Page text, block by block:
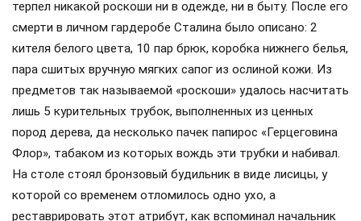
терпел никакой роскоши ни в одежде, ни в быту. После его
смерти в личном гардеробе Сталина было описано: 2
кителя белого цвета, 10 пар брюк, коробка нижнего белья,
пара сшитых вручную мягких сапог из ослиной кожи. Из
предметов так называемой «роскоши» удалось насчитать
лишь 5 курительных трубок, выполненных из ценных
пород дерева, да несколько пачек папирос «Герцеговина
Флор», табаком из которых вождь эти трубки и набивал.
На столе стоял бронзовый будильник в виде лисицы, у
которой со временем отломилось одно ухо, а
реставрировать этот атрибут, как вспоминал начальник